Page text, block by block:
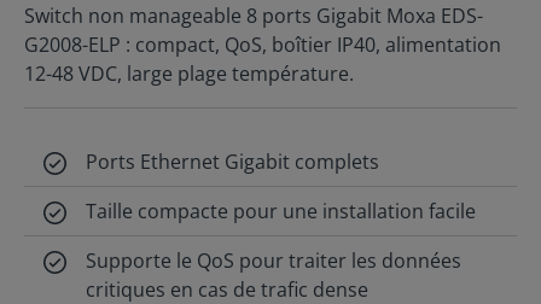
Switch non manageable 8 ports Gigabit Moxa EDS-
G2008-ELP : compact, QoS, boîtier IP40, alimentation
12-48 VDC, large plage température.
Ports Ethernet Gigabit complets
Taille compacte pour une installation facile
Supporte le QoS pour traiter les données
critiques en cas de trafic dense